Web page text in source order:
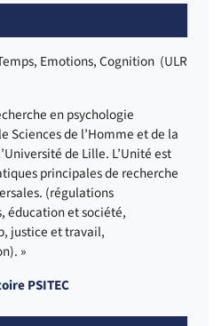
Emotions, Cognition (ULR
en psychologie
Sciences de l’Homme et de la
de Lille. L’Unité est
principales de recherche
(régulations
éducation et société,
justice et travail,
»
PSITEC